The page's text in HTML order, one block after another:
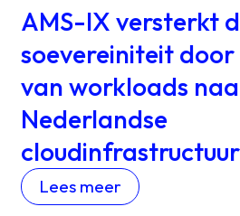
AMS-IX versterkt
soevereiniteit
van workloads
Nederlandse
cloudinfrastructuur
Lees meer